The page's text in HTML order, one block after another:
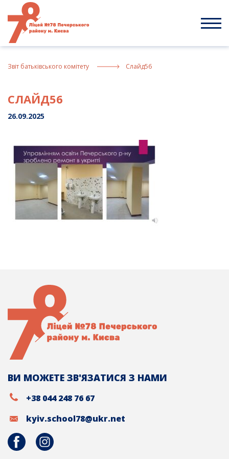
content
Звiт батькiвського комiтету Слайд56
СЛАЙД56
26.09.2025
ВИ МОЖЕТЕ ЗВ'ЯЗАТИСЯ З НАМИ
+38 044 248 76 67
kyiv.school78@ukr.net